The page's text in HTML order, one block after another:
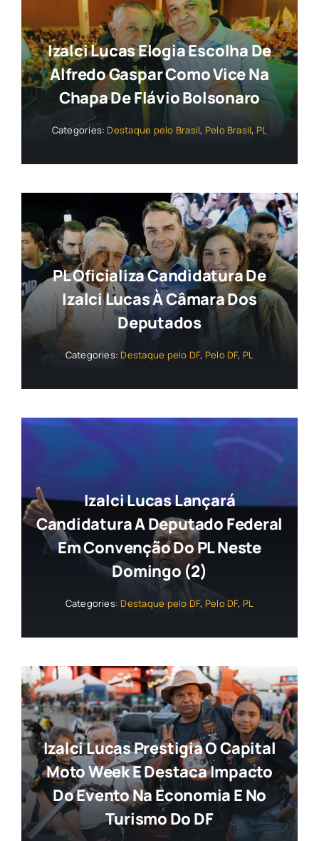
Izalci Lucas Elogia Escolha De
Alfredo Gaspar Como Vice Na
Chapa De Flávio Bolsonaro
Categories: Destaque pelo Brasil, Pelo Brasil, PL
PL Oficializa Candidatura De
Izalci Lucas À Câmara Dos
Deputados
Categories: Destaque pelo DF, Pelo DF, PL
Izalci Lucas Lançará
Candidatura A Deputado Federal
Em Convenção Do PL Neste
Domingo (2)
Categories: Destaque pelo DF, Pelo DF, PL
Izalci Lucas Prestigia O Capital
Moto Week E Destaca Impacto
Do Evento Na Economia E No
Turismo Do DF